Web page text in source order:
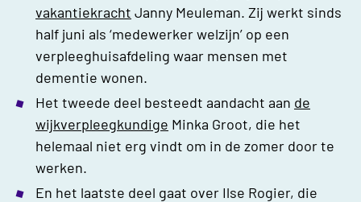
vakantiekracht Janny Meuleman. Zij werkt sinds
half juni als ‘medewerker welzijn’ op een
verpleeghuisafdeling waar mensen met
dementie wonen.
Het tweede deel besteedt aandacht aan de
wijkverpleegkundige Minka Groot, die het
helemaal niet erg vindt om in de zomer door te
werken.
En het laatste deel gaat over Ilse Rogier, die